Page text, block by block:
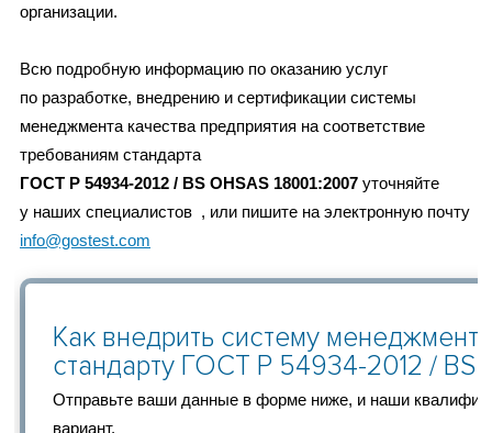
организации.
Всю подробную информацию по оказанию услуг
по разработке, внедрению и сертификации системы
менеджмента качества предприятия на соответствие
требованиям стандарта
ГОСТ Р 54934-2012 / BS OHSAS 18001:2007 уточняйте
у наших специалистов , или пишите на электронную почту
info@gostest.com
Как внедрить систему
стандарту ГОСТ Р 54934-2012 / BS
Отправьте ваши данные в форме ниже, и наши
вариант.